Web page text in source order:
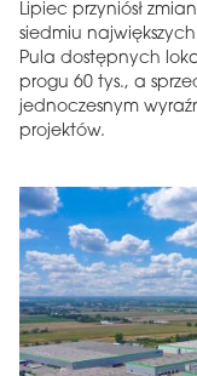
Lipiec przyniósł
siedmiu
Pula dostępnych
progu 60 tys., a
jednoczesnym
projektów.